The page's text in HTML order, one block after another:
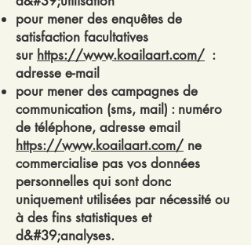
pour mener des enquêtes de
satisfaction facultatives
sur https://www.koailaart.com/ :
adresse e-mail
pour mener des campagnes de
communication (sms, mail) : numéro
de téléphone, adresse email
https://www.koailaart.com/ ne
commercialise pas vos données
personnelles qui sont donc
uniquement utilisées par nécessité ou
à des fins statistiques et
d&#39;analyses.